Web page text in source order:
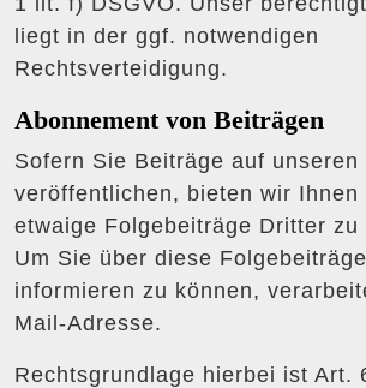
liegt in der ggf. notwendigen
Rechtsverteidigung.
Abonnement von Beiträgen
Sofern Sie Beiträge auf unseren
veröffentlichen, bieten wir Ihnen
etwaige Folgebeiträge Dritter zu
Um Sie über diese
informieren zu können,
Mail-Adresse.
Rechtsgrundlage hierbei ist Art.